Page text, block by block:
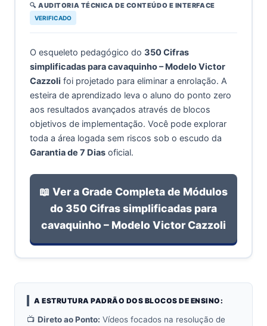
🔍 AUDITORIA TÉCNICA DE CONTEÚDO E INTERFACE
VERIFICADO
O esqueleto pedagógico do 350 Cifras
simplificadas para cavaquinho – Modelo Victor
Cazzoli foi projetado para eliminar a enrolação. A
esteira de aprendizado leva o aluno do ponto zero
aos resultados avançados através de blocos
objetivos de implementação. Você pode explorar
toda a área logada sem riscos sob o escudo da
Garantia de 7 Dias oficial.
📖 Ver a Grade Completa de Módulos
do 350 Cifras simplificadas para
cavaquinho – Modelo Victor Cazzoli
A ESTRUTURA PADRÃO DOS BLOCOS DE ENSINO:
📺 Direto ao Ponto: Vídeos focados na resolução de